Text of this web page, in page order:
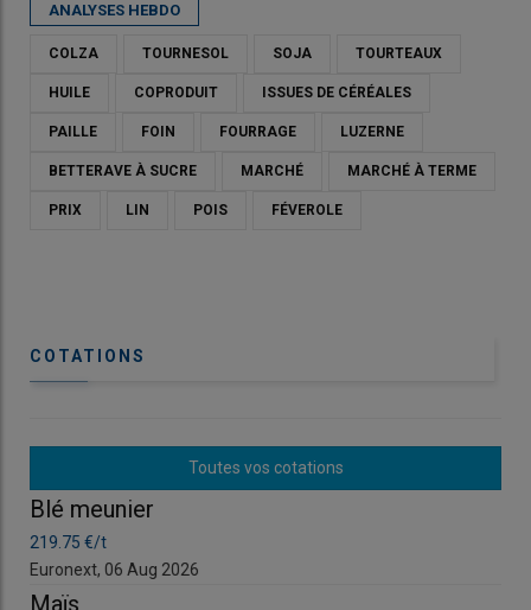
© REUSSIR SA
Lescours
sur le marché à terme européen
période avril-juin en FOB Moselle, sa place de référence sur le
ANALYSES HEBDO
COLZA TOURNESOL SOJA TOURTEAUX
HUILE COPRODUIT ISSUES DE CÉRÉALES
PAILLE FOIN FOURRAGE LUZERNE
BETTERAVE À SUCRE MARCHÉ MARCHÉ À TERME
PRIX LIN POIS FÉVEROLE
COTATIONS
Toutes vos cotations
Blé meunier
219.75 €/t
Euronext, 06 Aug 2026